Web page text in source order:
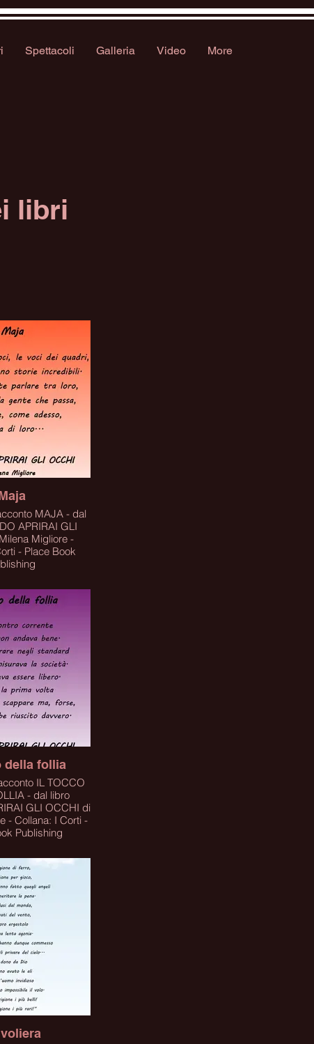
Spettacoli Galleria Video More
libri
MAJA - dal
APRIRAI GLI
Migliore -
Book
IL LIBRO
SUL LINK
della follia
IL TOCCO
- dal libro
GLI OCCHI di
- Collana: I Corti -
Publishing
IL LIBRO
SUL LINK